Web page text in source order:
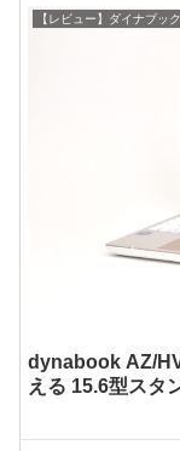
【レビュー】ダイナブック
dynabook AZ/
える 15.6型スタ